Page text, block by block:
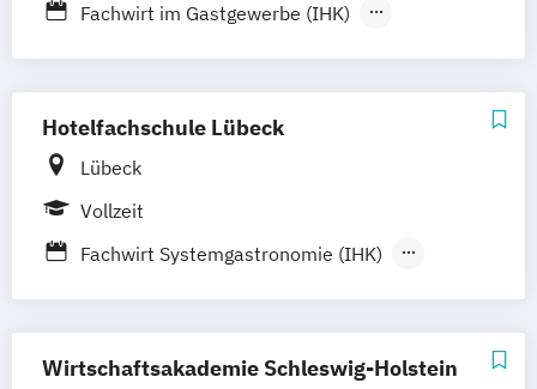
Fachwirt im Gastgewerbe (IHK)
Wein- und Genussexperte/-expertin (IHK)
Hotelfachschule Lübeck
Lübeck
Vollzeit
Fachwirt Systemgastronomie (IHK)
Staatlich geprüfte/r Betriebswirt/in für
Wirtschaftsakademie Schleswig-Holstein